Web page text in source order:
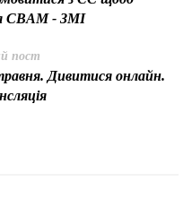
CBAM - ЗМІ
пост
Дивитися онлайн.